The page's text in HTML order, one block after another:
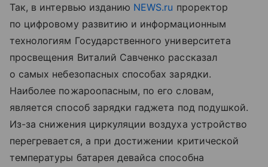
Так, в интервью изданию NEWS.ru проректор
по цифровому развитию и информационным
технологиям Государственного университета
просвещения Виталий Савченко рассказал
о самых небезопасных способах зарядки.
Наиболее пожароопасным, по его словам,
является способ зарядки гаджета под подушкой.
Из-за снижения циркуляции воздуха устройство
перегревается, а при достижении критической
температуры батарея девайса способна